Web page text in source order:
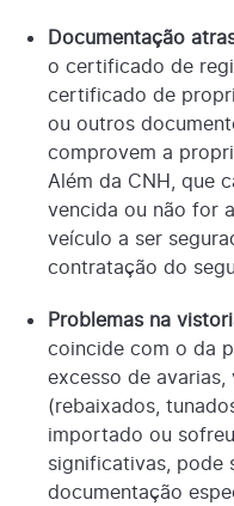
Documentação
o certificado de
certificado de
ou outros
comprovem a
Além da CNH, que
vencida ou não for
veículo a ser
contratação do
Problemas na
coincide com o da
excesso de
(rebaixados,
importado ou
significativas, pode
documentação